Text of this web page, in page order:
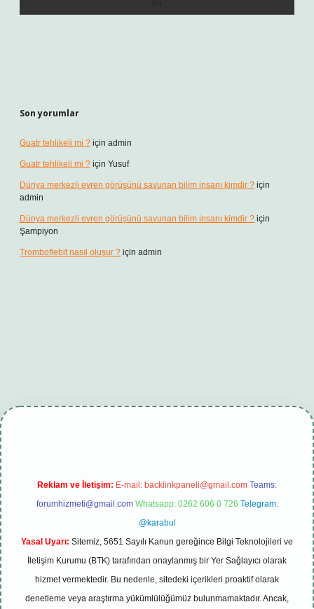
Son yorumlar
Guatr tehlikeli mi ? için admin
Guatr tehlikeli mi ? için Yusuf
Dünya merkezli evren görüşünü savunan bilim insanı kimdir ? için
admin
Dünya merkezli evren görüşünü savunan bilim insanı kimdir ? için
Şampiyon
Tromboflebit nasıl oluşur ? için admin
tambet girişbetexper güncel
Reklam ve İletişim: E-mail: backlinkpaneli@gmail.com Teams:
forumhizmeti@gmail.com Whatsapp: 0262 606 0 726 Telegram:
@karabul
Yasal Uyarı: Sitemiz, 5651 Sayılı Kanun gereğince Bilgi Teknolojileri ve
İletişim Kurumu (BTK) tarafından onaylanmış bir Yer Sağlayıcı olarak
hizmet vermektedir. Bu nedenle, sitedeki içerikleri proaktif olarak
denetleme veya araştırma yükümlülüğümüz bulunmamaktadır. Ancak,